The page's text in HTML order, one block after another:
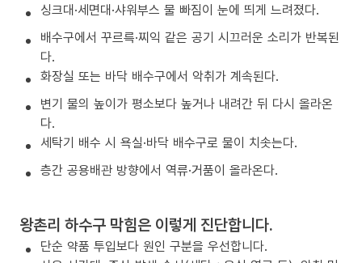
싱크대·세면대·샤워부스 물 빠짐이 눈에 띄게 느려졌다.
배수구에서 꾸르륵·찌익 같은 공기 시끄러운 소리가 반복된
다.
화장실 또는 바닥 배수구에서 악취가 계속된다.
변기 물의 높이가 평소보다 높거나 내려간 뒤 다시 올라온
다.
세탁기 배수 시 욕실·바닥 배수구로 물이 치솟는다.
층간 공용배관 방향에서 역류·거품이 올라온다.
왕촌리 하수구 막힘은 이렇게 진단합니다.
단순 약품 투입보다 원인 구분을 우선합니다.